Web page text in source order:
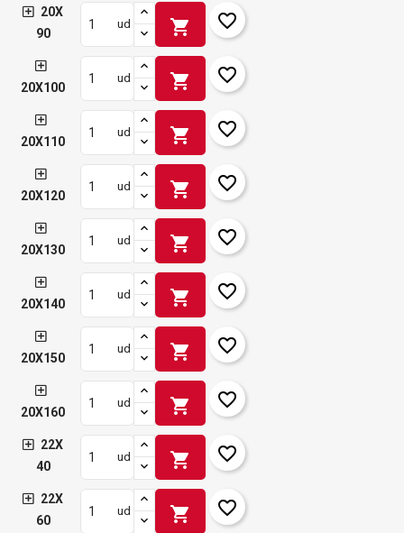
20X
90
ud shopping_cart favorite_border
20X100
ud shopping_cart favorite_border
20X110
ud shopping_cart favorite_border
20X120
ud shopping_cart favorite_border
20X130
ud shopping_cart favorite_border
20X140
ud shopping_cart favorite_border
20X150
ud shopping_cart favorite_border
20X160
ud shopping_cart favorite_border
22X
40
ud shopping_cart favorite_border
22X
60
ud shopping_cart favorite_border